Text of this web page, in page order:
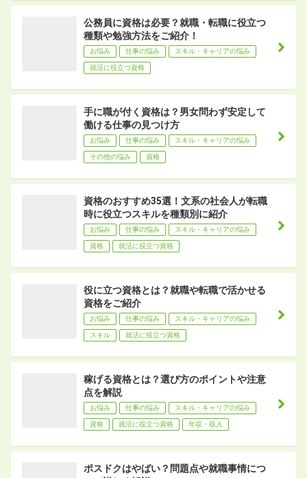
公務員に資格は必要？就職・転職に役立つ
種類や勉強方法をご紹介！
お悩み 仕事の悩み スキル・キャリアの悩み
就活に役立つ資格
手に職が付く資格は？男女問わず安定して
働ける仕事の見つけ方
お悩み 仕事の悩み スキル・キャリアの悩み
その他の悩み 資格
資格のおすすめ35選！文系の社会人が転職
時に役立つスキルを種類別に紹介
お悩み 仕事の悩み スキル・キャリアの悩み
資格 就活に役立つ資格
役に立つ資格とは？就職や転職で活かせる
資格をご紹介
お悩み 仕事の悩み スキル・キャリアの悩み
スキル 就活に役立つ資格
稼げる資格とは？選び方のポイントや注意
点を解説
お悩み 仕事の悩み スキル・キャリアの悩み
資格 就活に役立つ資格 年収・収入
ポスドクはやばい？問題点や就職事情につ